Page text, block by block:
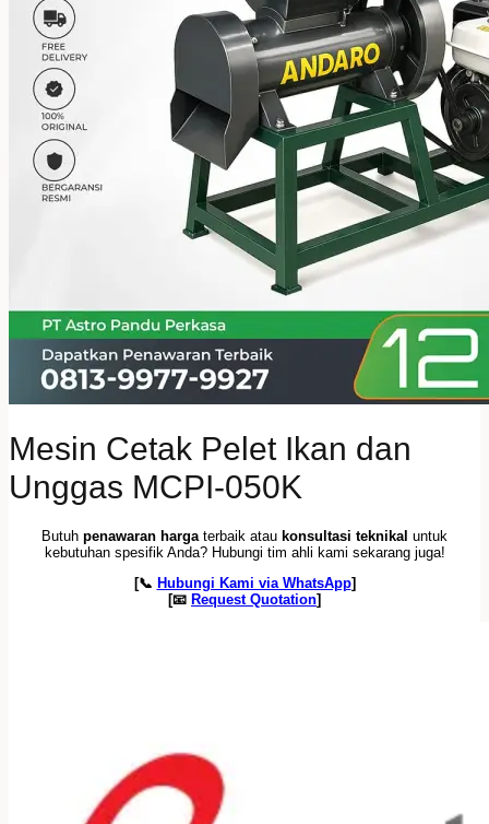
Mesin Cetak Pelet Ikan dan
Unggas MCPI-050K
Butuh penawaran hargaterbaik atau konsultasi teknikal untuk
kebutuhan spesifik Anda? Hubungi tim ahli kami sekarang juga!
[📞 Hubungi Kami via WhatsApp]
[📧 Request Quotation]